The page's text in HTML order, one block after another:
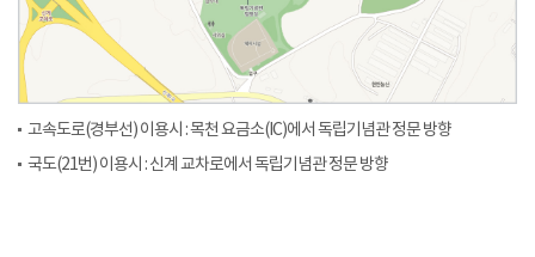
고속도로(경부선) 이용시 : 목천 요금소(IC)에서 독립기념관 정문 방향
국도(21번) 이용시 : 신계 교차로에서 독립기념관 정문 방향